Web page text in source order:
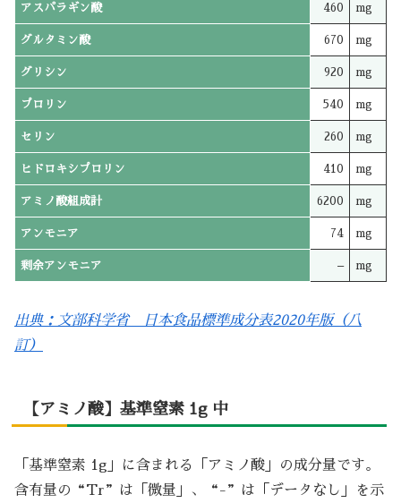
アスパラギン酸 460 mg
グルタミン酸 670 mg
グリシン 920 mg
プロリン 540 mg
セリン 260 mg
ヒドロキシプロリン 410 mg
アミノ酸組成計 6200 mg
アンモニア 74 mg
剰余アンモニア – mg
出典：文部科学省 日本食品標準成分表2020年版（八
訂）
【アミノ酸】基準窒素 1g 中
「基準窒素 1g」に含まれる「アミノ酸」の成分量です。
含有量の“Tr”は「微量」、“-”は「データなし」を示